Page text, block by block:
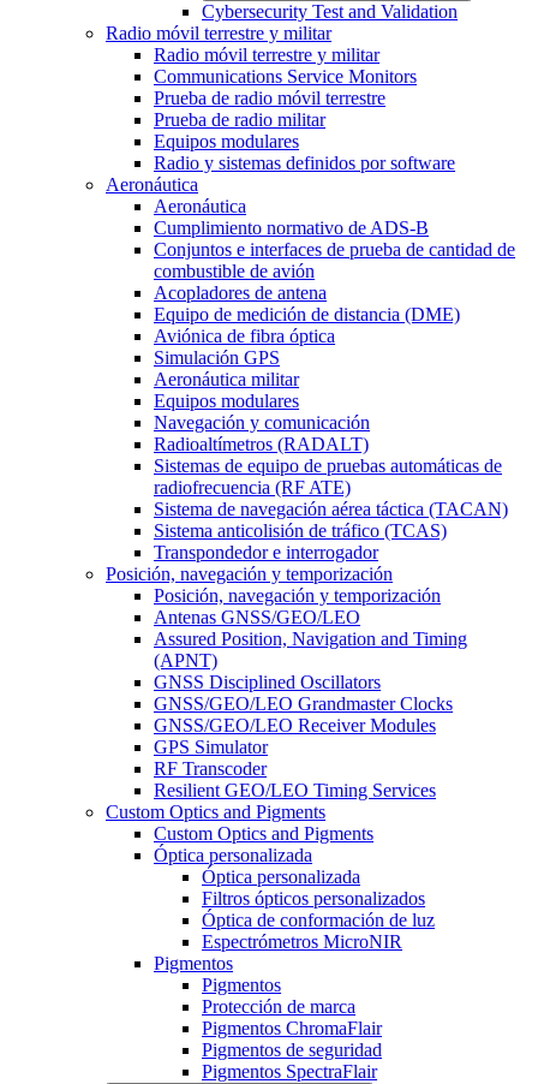
Cybersecurity Test and Validation
Radio móvil terrestre y militar
Radio móvil terrestre y militar
Communications Service Monitors
Prueba de radio móvil terrestre
Prueba de radio militar
Equipos modulares
Radio y sistemas definidos por software
Aeronáutica
Aeronáutica
Cumplimiento normativo de ADS-B
Conjuntos e interfaces de prueba de cantidad de
combustible de avión
Acopladores de antena
Equipo de medición de distancia (DME)
Aviónica de fibra óptica
Simulación GPS
Aeronáutica militar
Equipos modulares
Navegación y comunicación
Radioaltímetros (RADALT)
Sistemas de equipo de pruebas automáticas de
radiofrecuencia (RF ATE)
Sistema de navegación aérea táctica (TACAN)
Sistema anticolisión de tráfico (TCAS)
Transpondedor e interrogador
Posición, navegación y temporización
Posición, navegación y temporización
Antenas GNSS/GEO/LEO
Assured Position, Navigation and Timing
(APNT)
GNSS Disciplined Oscillators
GNSS/GEO/LEO Grandmaster Clocks
GNSS/GEO/LEO Receiver Modules
GPS Simulator
RF Transcoder
Resilient GEO/LEO Timing Services
Custom Optics and Pigments
Custom Optics and Pigments
Óptica personalizada
Óptica personalizada
Filtros ópticos personalizados
Óptica de conformación de luz
Espectrómetros MicroNIR
Pigmentos
Pigmentos
Protección de marca
Pigmentos ChromaFlair
Pigmentos de seguridad
Pigmentos SpectraFlair